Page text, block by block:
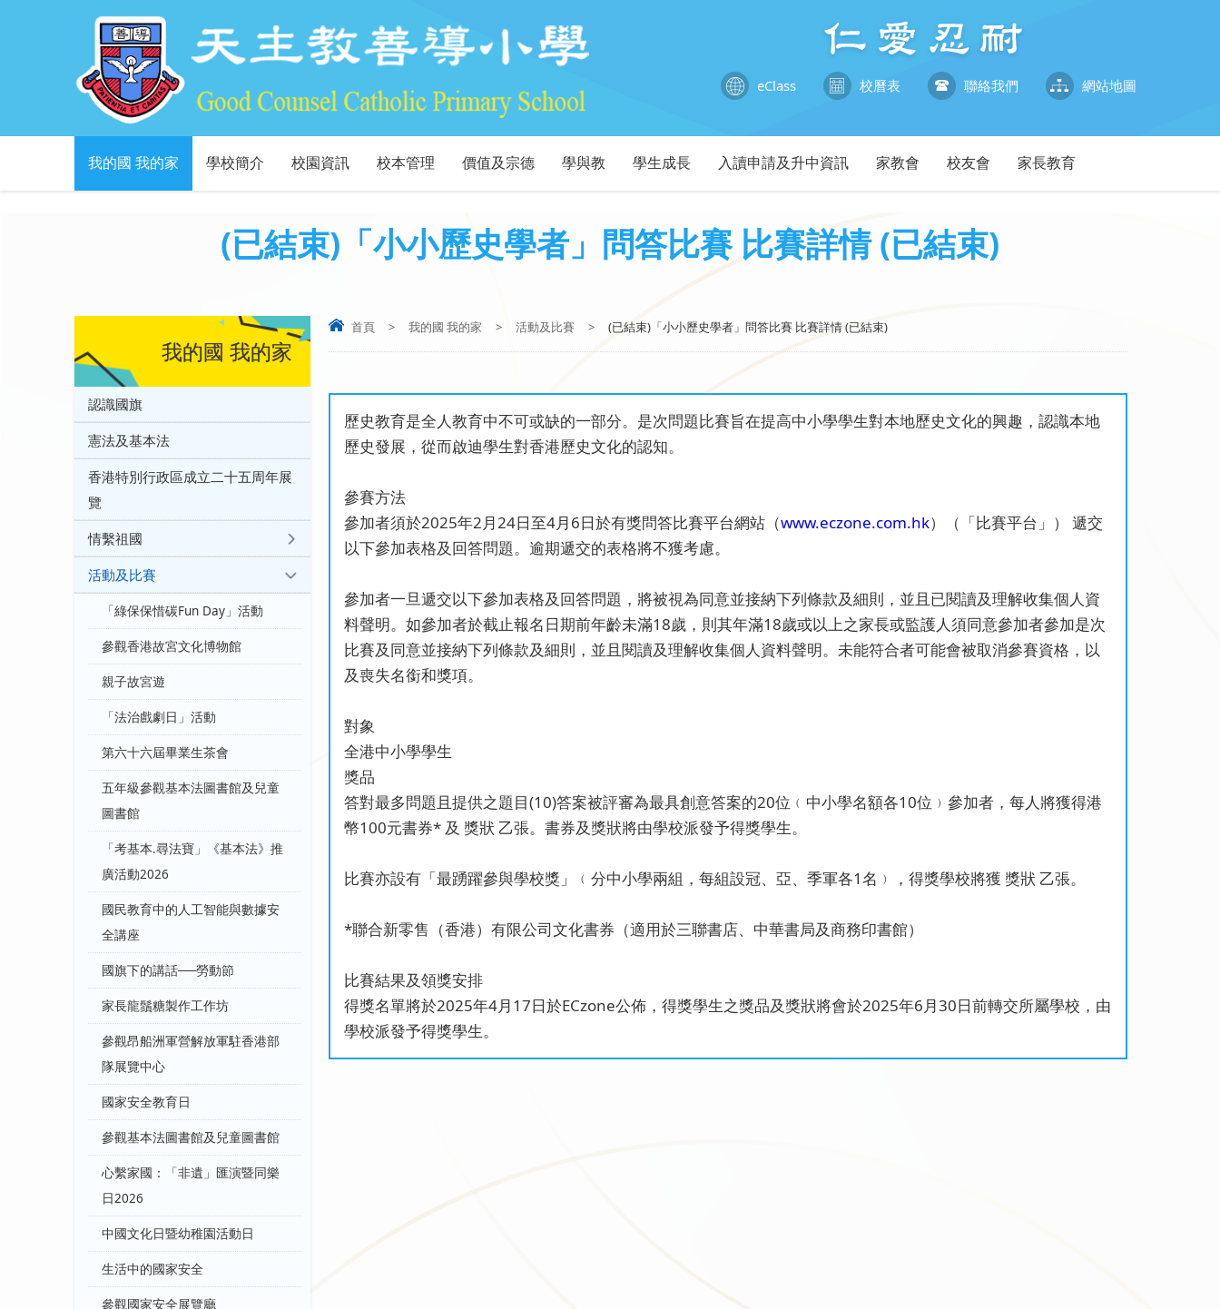
eClass 校曆表 聯絡我們 網站地圖
我的國 我的家 學校簡介 校園資訊 校本管理 價值及宗德 學與教 學生成長 入讀申請及升中資訊 家教會 校友會 家長教育
(已結束)「小小歷史學者」問答比賽 比賽詳情 (已結束)
首頁 > 我的國 我的家 > 活動及比賽 > (已結束)「小小歷史學者」問答比賽 比賽詳情 (已結束)
歷史教育是全人教育中不可或缺的一部分。是次問題比賽旨在提高中小學學生對本地歷史文化的興趣，認識本地
歷史發展，從而啟迪學生對香港歷史文化的認知。
參賽方法
參加者須於2025年2月24日至4月6日於有獎問答比賽平台網站（www.eczone.com.hk）（「比賽平台」） 遞交
以下參加表格及回答問題。逾期遞交的表格將不獲考慮。
參加者一旦遞交以下參加表格及回答問題，將被視為同意並接納下列條款及細則，並且已閱讀及理解收集個人資
料聲明。如參加者於截止報名日期前年齡未滿18歲，則其年滿18歲或以上之家長或監護人須同意參加者參加是次
比賽及同意並接納下列條款及細則，並且閱讀及理解收集個人資料聲明。未能符合者可能會被取消參賽資格，以
及喪失名銜和獎項。
對象
全港中小學學生
獎品
答對最多問題且提供之題目(10)答案被評審為最具創意答案的20位﹙中小學名額各10位﹚參加者，每人將獲得港
幣100元書券* 及 獎狀 乙張。書券及獎狀將由學校派發予得獎學生。
比賽亦設有「最踴躍參與學校獎」﹙分中小學兩組，每組設冠、亞、季軍各1名﹚，得獎學校將獲 獎狀 乙張。
*聯合新零售（香港）有限公司文化書券（適用於三聯書店、中華書局及商務印書館）
比賽結果及領獎安排
得獎名單將於2025年4月17日於ECzone公佈，得獎學生之獎品及獎狀將會於2025年6月30日前轉交所屬學校，由
學校派發予得獎學生。
我的國 我的家
認識國旗
憲法及基本法
香港特別行政區成立二十五周年展
覽
情繫祖國
活動及比賽
「綠保保惜碳Fun Day」活動
參觀香港故宮文化博物館
親子故宮遊
「法治戲劇日」活動
第六十六屆畢業生茶會
五年級參觀基本法圖書館及兒童
圖書館
「考基本.尋法寶」《基本法》推
廣活動2026
國民教育中的人工智能與數據安
全講座
國旗下的講話──勞動節
家長龍鬚糖製作工作坊
參觀昂船洲軍營解放軍駐香港部
隊展覽中心
國家安全教育日
參觀基本法圖書館及兒童圖書館
心繫家國：「非遺」匯演暨同樂
日2026
中國文化日暨幼稚園活動日
生活中的國家安全
參觀國家安全展覽廳